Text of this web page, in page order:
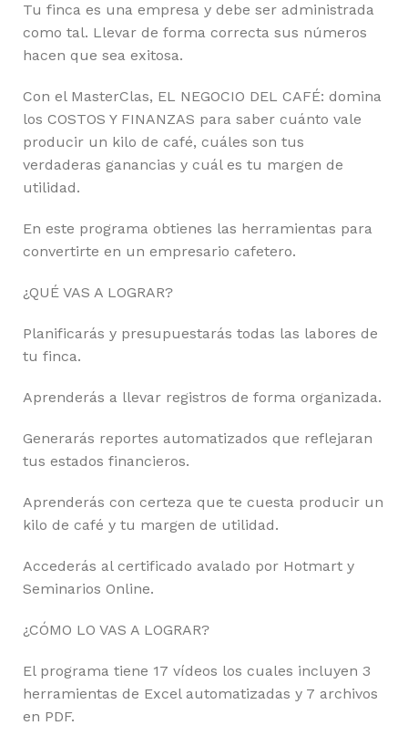
Tu finca es una empresa y debe ser administrada
como tal. Llevar de forma correcta sus números
hacen que sea exitosa.
Con el MasterClas, EL NEGOCIO DEL CAFÉ: domina
los COSTOS Y FINANZAS para saber cuánto vale
producir un kilo de café, cuáles son tus
verdaderas ganancias y cuál es tu margen de
utilidad.
En este programa obtienes las herramientas para
convertirte en un empresario cafetero.
¿QUÉ VAS A LOGRAR?
Planificarás y presupuestarás todas las labores de
tu finca.
Aprenderás a llevar registros de forma organizada.
Generarás reportes automatizados que reflejaran
tus estados financieros.
Aprenderás con certeza que te cuesta producir un
kilo de café y tu margen de utilidad.
Accederás al certificado avalado por Hotmart y
Seminarios Online.
¿CÓMO LO VAS A LOGRAR?
El programa tiene 17 vídeos los cuales incluyen 3
herramientas de Excel automatizadas y 7 archivos
en PDF.